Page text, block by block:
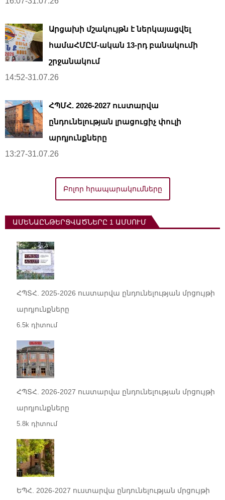
Արցախի մշակույթն է ներկայացվել
համաՀՄԸՄ-ական 13-րդ բանակումի
շրջանակում
14:52-31.07.26
ՀՊՄՀ. 2026-2027 ուստարվա
ընդունելության լրացուցիչ փուլի
արդյունքները
13:27-31.07.26
Բոլոր հրապարակումները
ԱՄԵՆԱԸՆԹԵՐՑՎԱԾՆԵՐԸ 1 ԱՄՍՈՒՄ
ՀՊՏՀ. 2025-2026 ուստարվա ընդունելության մրցույթի
արդյունքները
6.5k դիտում
ՀՊՏՀ. 2026-2027 ուստարվա ընդունելության մրցույթի
արդյունքները
5.8k դիտում
ԵՊՀ. 2026-2027 ուստարվա ընդունելության մրցույթի